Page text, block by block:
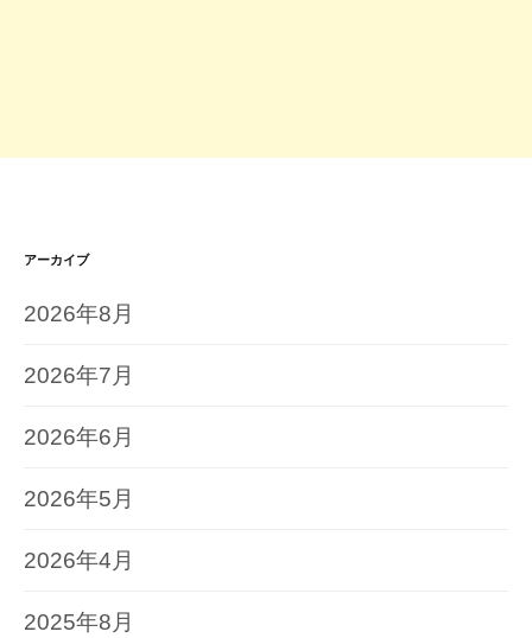
アーカイブ
2026年8月
2026年7月
2026年6月
2026年5月
2026年4月
2025年8月